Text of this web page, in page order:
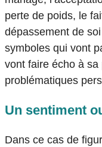
perte de poids, le
dépassement de
symboles qui vont
vont faire écho à
problématiques
Un sentiment
Dans ce cas de